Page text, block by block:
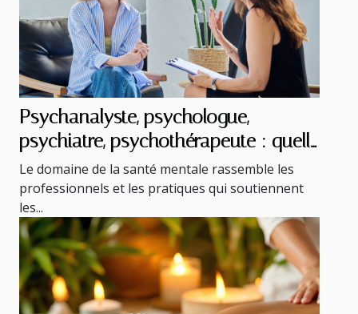
Psychanalyste, psychologue,
psychiatre, psychothérapeute : quelle
différence et qui contacter à Antibes
?
Le domaine de la santé mentale rassemble les
professionnels et les pratiques qui soutiennent
les...